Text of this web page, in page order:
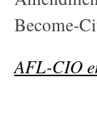
Become-
AFL-CIO